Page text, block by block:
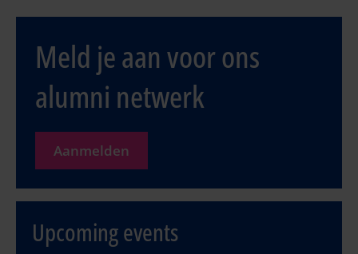
Meld je aan voor ons
alumni netwerk
Aanmelden
Upcoming events